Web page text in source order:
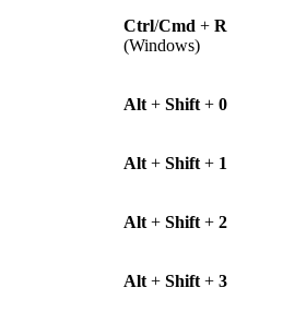
Ctrl/Cmd + R
(Windows)
Alt + Shift + 0
Alt + Shift + 1
Alt + Shift + 2
Alt + Shift + 3